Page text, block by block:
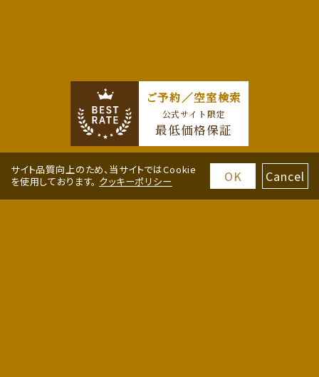
ご予約／空室検索
公式サイト限定
最低価格保証
サイト品質向上のため、当サイトではCookie
を使用しております。 クッキーポリシー OK Cancel